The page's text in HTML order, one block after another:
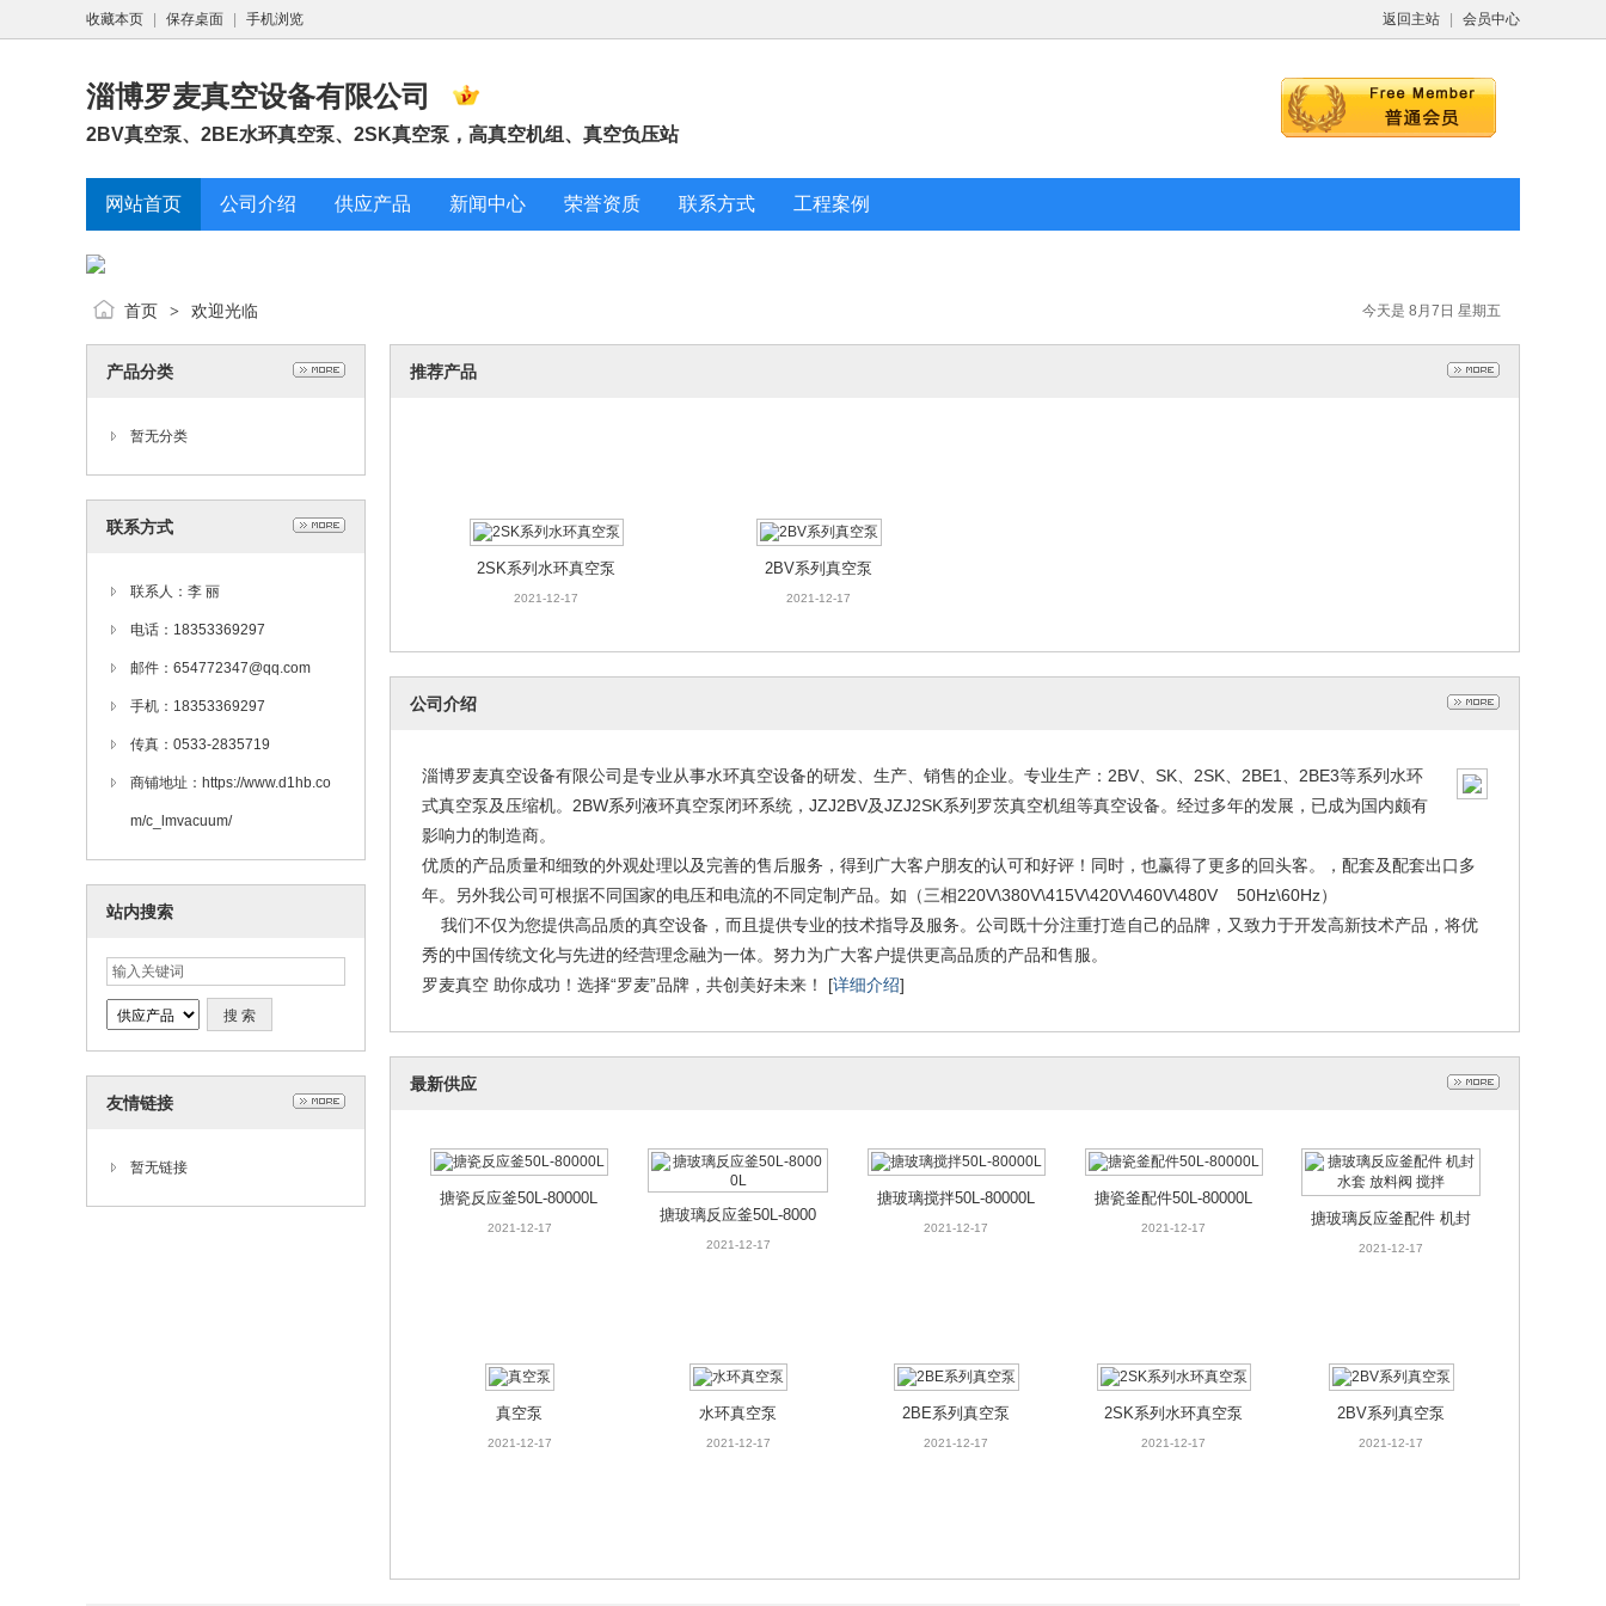
返回主站 会员中心
收藏本页 保存桌面 手机浏览
淄博罗麦真空设备有限公司
2BV真空泵、2BE水环真空泵、2SK真空泵，高真空机组、真空负压站
网站首页 公司介绍 供应产品 新闻中心 荣誉资质 联系方式 工程案例
今天是 8月7日 星期五
首页 > 欢迎光临
产品分类
暂无分类
联系方式
联系人：李 丽
电话：18353369297
邮件：654772347@qq.com
手机：18353369297
传真：0533-2835719
商铺地址：https://www.d1hb.co
m/c_lmvacuum/
站内搜索
友情链接
暂无链接
推荐产品
搪瓷釜配件50L-80000L
2021-12-17
2SK系列水环真空泵
2021-12-17
2BV系列真空泵
2021-12-17
搪瓷反应釜50L-80000L
2021-12-17
搪玻璃反应釜50L-80000L 搪玻璃搅拌50L-80000L 搪瓷釜配件50L-80000L
搪玻璃反应釜配件 机封水套
2021-12-17 2021-12-17
公司介绍
淄博罗麦真空设备有限公司是专业从事水环真空设备的研发、生产、销售的企业。专业生产：2BV、SK、2SK、2BE1、2BE3等系列水环
式真空泵及压缩机。2BW系列液环真空泵闭环系统，JZJ2BV及JZJ2SK系列罗茨真空机组等真空设备。经过多年的发展，已成为国内颇有
影响力的制造商。
优质的产品质量和细致的外观处理以及完善的售后服务，得到广大客户朋友的认可和好评！同时，也赢得了更多的回头客。，配套及配套出口多
年。另外我公司可根据不同国家的电压和电流的不同定制产品。如（三相220V\380V\415V\420V\460V\480V 50Hz\60Hz）
我们不仅为您提供高品质的真空设备，而且提供专业的技术指导及服务。公司既十分注重打造自己的品牌，又致力于开发高新技术产品，将优
秀的中国传统文化与先进的经营理念融为一体。努力为广大客户提供更高品质的产品和售服。
罗麦真空 助你成功！选择“罗麦”品牌，共创美好未来！ [详细介绍]
最新供应
搪瓷反应釜50L-80000L
2021-12-17
搪玻璃反应釜50L-8000
0L
2021-12-17
搪玻璃搅拌50L-80000L
2021-12-17
搪瓷釜配件50L-80000L
2021-12-17
搪玻璃反应釜配件 机封
水套 放料阀 搅拌
2021-12-17
真空泵
2021-12-17
水环真空泵
2021-12-17
2BE系列真空泵
2021-12-17
2SK系列水环真空泵
2021-12-17
2BV系列真空泵
2021-12-17